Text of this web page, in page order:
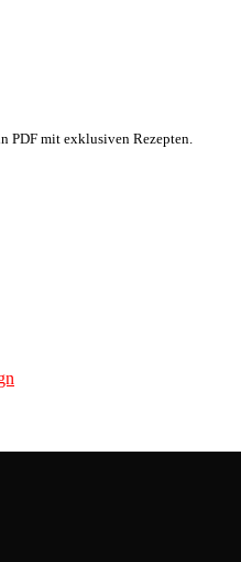
PDF mit exklusiven Rezepten.